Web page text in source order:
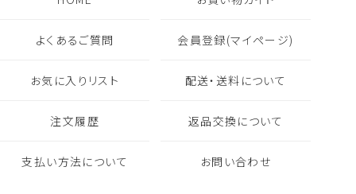
よくあるご質問 会員登録(マイページ)
お気に入りリスト 配送・送料について
注文履歴 返品交換について
支払い方法について お問い合わせ